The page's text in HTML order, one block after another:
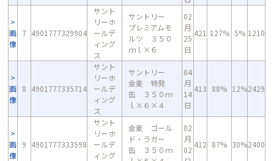
画
像
7 4901777329904
サント
リーホ
ールデ
ィング
ス
サントリー
プレミアムモ
ルツ ３５０
ｍｌ×６
02
月
25
日
421 127% 5% 1210
画
像
8 4901777335714
サント
リーホ
ールデ
ィング
ス
サントリー
金麦 特発
缶 ３５０ｍ
ｌ×６×４
04
月
14
日
413 88% 12%2429
画
像
9 4901777333598
サント
リーホ
ールデ
ィング
金麦 ゴール
ド・ラガー
缶 ３５０ｍ
02
月
02
412 87% 30%2400